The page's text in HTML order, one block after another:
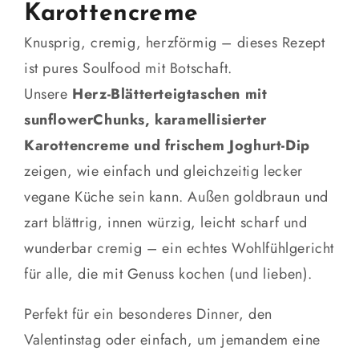
Karottencreme
Knusprig, cremig, herzförmig – dieses Rezept
ist pures Soulfood mit Botschaft.
Unsere Herz-Blätterteigtaschen mit
sunflowerChunks, karamellisierter
Karottencreme und frischem Joghurt-Dip
zeigen, wie einfach und gleichzeitig lecker
vegane Küche sein kann. Außen goldbraun und
zart blättrig, innen würzig, leicht scharf und
wunderbar cremig – ein echtes Wohlfühlgericht
für alle, die mit Genuss kochen (und lieben).
Perfekt für ein besonderes Dinner, den
Valentinstag oder einfach, um jemandem eine